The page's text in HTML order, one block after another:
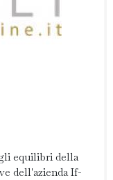
equilibri della
dell'azienda If-